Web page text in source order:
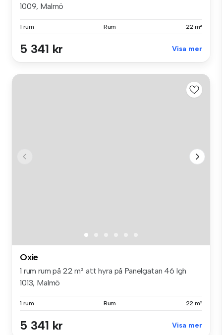
1009, Malmö
1 rum Rum 22 m²
5 341 kr Visa mer
Oxie
1 rum rum på 22 m² att hyra på Panelgatan 46 lgh
1013, Malmö
1 rum Rum 22 m²
5 341 kr Visa mer